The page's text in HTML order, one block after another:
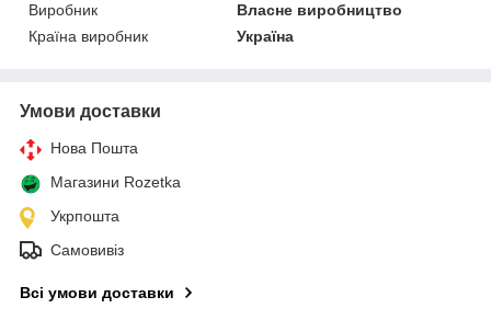
Виробник
Власне виробництво
Країна виробник
Україна
Умови доставки
Нова Пошта
Магазини Rozetka
Укрпошта
Самовивіз
Всі умови доставки